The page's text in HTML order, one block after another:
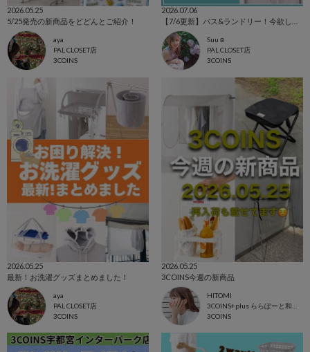
2026.05.25
5/25発売の新商品をどどんとご紹介！
aya
PAL CLOSET店
3COINS
2026.07.06
Suu☺︎
PAL CLOSET店
3COINS
2026.05.25
最新！お洗濯グッズまとめました！
aya
PAL CLOSET店
3COINS
2026.05.25
3COINS今週の新商品
HITOMI
3COINS